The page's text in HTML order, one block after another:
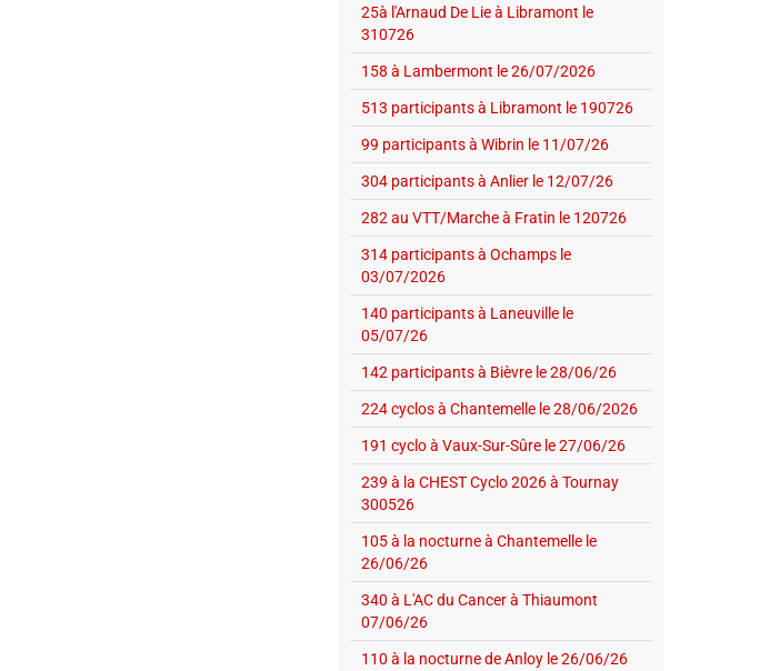
25à l'Arnaud De Lie à Libramont le
310726
158 à Lambermont le 26/07/2026
513 participants à Libramont le 190726
99 participants à Wibrin le 11/07/26
304 participants à Anlier le 12/07/26
282 au VTT/Marche à Fratin le 120726
314 participants à Ochamps le
03/07/2026
140 participants à Laneuville le
05/07/26
142 participants à Bièvre le 28/06/26
224 cyclos à Chantemelle le 28/06/2026
191 cyclo à Vaux-Sur-Sûre le 27/06/26
239 à la CHEST Cyclo 2026 à Tournay
300526
105 à la nocturne à Chantemelle le
26/06/26
340 à L'AC du Cancer à Thiaumont
07/06/26
110 à la nocturne de Anloy le 26/06/26